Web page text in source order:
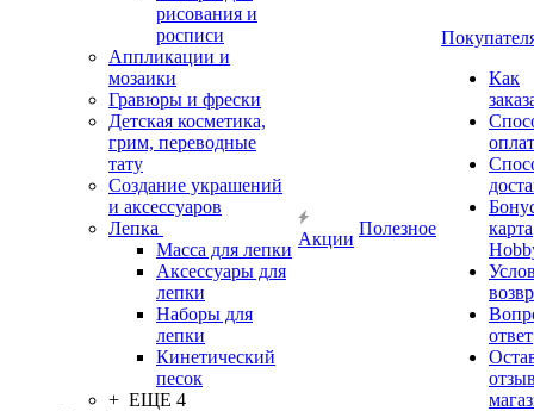
рисования и
росписи
Аппликации и
мозаики
Гравюры и фрески
Детская косметика,
грим, переводные
тату
Создание украшений
и аксессуаров
Лепка
Масса для лепки
Аксессуары для
лепки
Наборы для
лепки
Кинетический
песок
+ ЕЩЕ 4
Акции
Полезное
Как
карта
ответ